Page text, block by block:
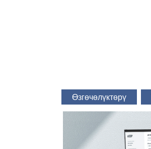
Өзгөчөлүктөрү